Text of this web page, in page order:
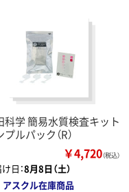
科学 簡易水質検査キット
プルパック（R）
￥4,720（税込）
日：8月8日（土）
アスクル在庫商品